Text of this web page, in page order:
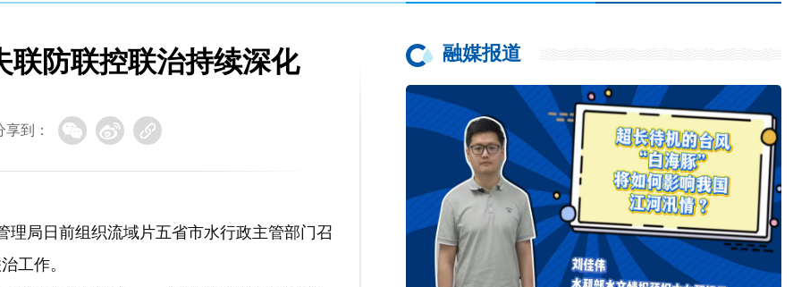
联防联控联治持续深化
享到：
理局日前组织流域片五省市水行政主管部门召
工作。
融媒报道